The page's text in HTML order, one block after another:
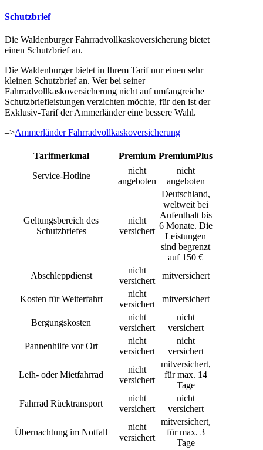
Schutzbrief
Die Waldenburger Fahrradvollkaskoversicherung bietet
einen Schutzbrief an.
Die Waldenburger bietet in Ihrem Tarif nur einen sehr
kleinen Schutzbrief an. Wer bei seiner
Fahrradvollkaskoversicherung nicht auf umfangreiche
Schutzbriefleistungen verzichten möchte, für den ist der
Exklusiv-Tarif der Ammerländer eine bessere Wahl.
–>Ammerländer Fahrradvollkaskoversicherung
Tarifmerkmal Premium PremiumPlus
Service-Hotline
nicht
angeboten
nicht
angeboten
Geltungsbereich des
Schutzbriefes
nicht
versichert
Deutschland,
weltweit bei
Aufenthalt bis
6 Monate. Die
Leistungen
sind begrenzt
auf 150 €
Abschleppdienst
nicht
versichert
mitversichert
Kosten für Weiterfahrt
nicht
versichert
mitversichert
Bergungskosten
nicht
versichert
nicht
versichert
Pannenhilfe vor Ort
nicht
versichert
nicht
versichert
Leih- oder Mietfahrrad
nicht
versichert
mitversichert,
für max. 14
Tage
Fahrrad Rücktransport
nicht
versichert
nicht
versichert
Übernachtung im Notfall
nicht
versichert
mitversichert,
für max. 3
Tage